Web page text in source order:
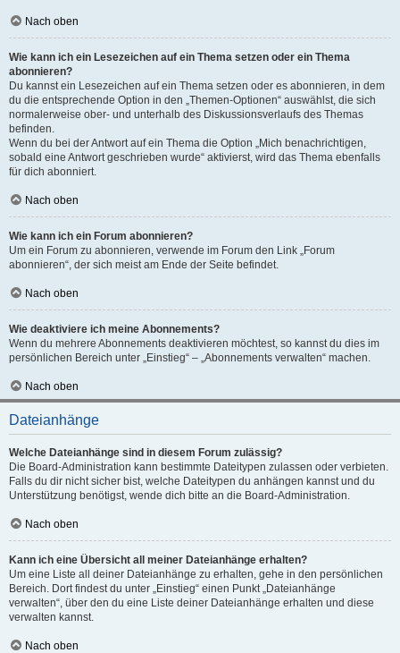
Nach oben
Wie kann ich ein Lesezeichen auf ein Thema setzen oder ein Thema
abonnieren?
Du kannst ein Lesezeichen auf ein Thema setzen oder es abonnieren, in dem
du die entsprechende Option in den „Themen-Optionen“ auswählst, die sich
normalerweise ober- und unterhalb des Diskussionsverlaufs des Themas
befinden.
Wenn du bei der Antwort auf ein Thema die Option „Mich benachrichtigen,
sobald eine Antwort geschrieben wurde“ aktivierst, wird das Thema ebenfalls
für dich abonniert.
Nach oben
Wie kann ich ein Forum abonnieren?
Um ein Forum zu abonnieren, verwende im Forum den Link „Forum
abonnieren“, der sich meist am Ende der Seite befindet.
Nach oben
Wie deaktiviere ich meine Abonnements?
Wenn du mehrere Abonnements deaktivieren möchtest, so kannst du dies im
persönlichen Bereich unter „Einstieg“ – „Abonnements verwalten“ machen.
Nach oben
Dateianhänge
Welche Dateianhänge sind in diesem Forum zulässig?
Die Board-Administration kann bestimmte Dateitypen zulassen oder verbieten.
Falls du dir nicht sicher bist, welche Dateitypen du anhängen kannst und du
Unterstützung benötigst, wende dich bitte an die Board-Administration.
Nach oben
Kann ich eine Übersicht all meiner Dateianhänge erhalten?
Um eine Liste all deiner Dateianhänge zu erhalten, gehe in den persönlichen
Bereich. Dort findest du unter „Einstieg“ einen Punkt „Dateianhänge
verwalten“, über den du eine Liste deiner Dateianhänge erhalten und diese
verwalten kannst.
Nach oben